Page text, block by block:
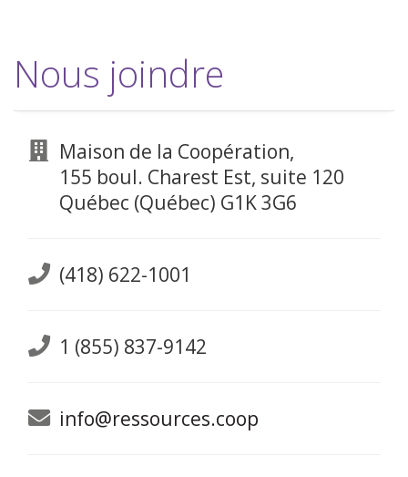
Nous joindre
Maison de la Coopération,
155 boul. Charest Est, suite 120
Québec (Québec) G1K 3G6
(418) 622-1001
1 (855) 837-9142
info@ressources.coop